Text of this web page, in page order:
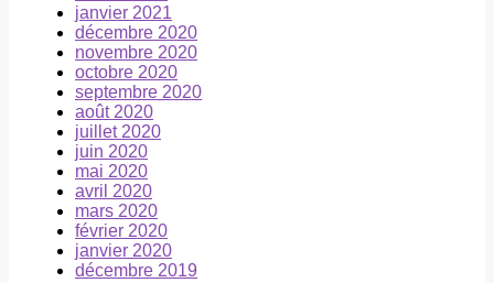
janvier 2021
décembre 2020
novembre 2020
octobre 2020
septembre 2020
août 2020
juillet 2020
juin 2020
mai 2020
avril 2020
mars 2020
février 2020
janvier 2020
décembre 2019